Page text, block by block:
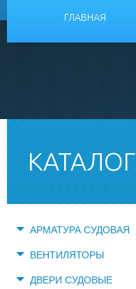
ГЛАВНАЯ
КАТАЛОГ
АРМАТУРА СУДОВАЯ
ВЕНТИЛЯТОРЫ
ДВЕРИ СУДОВЫЕ